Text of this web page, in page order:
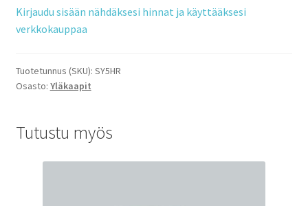
Kirjaudu sisään nähdäksesi hinnat ja käyttääksesi
verkkokauppaa
Tuotetunnus (SKU): SY5HR
Osasto: Yläkaapit
Tutustu myös